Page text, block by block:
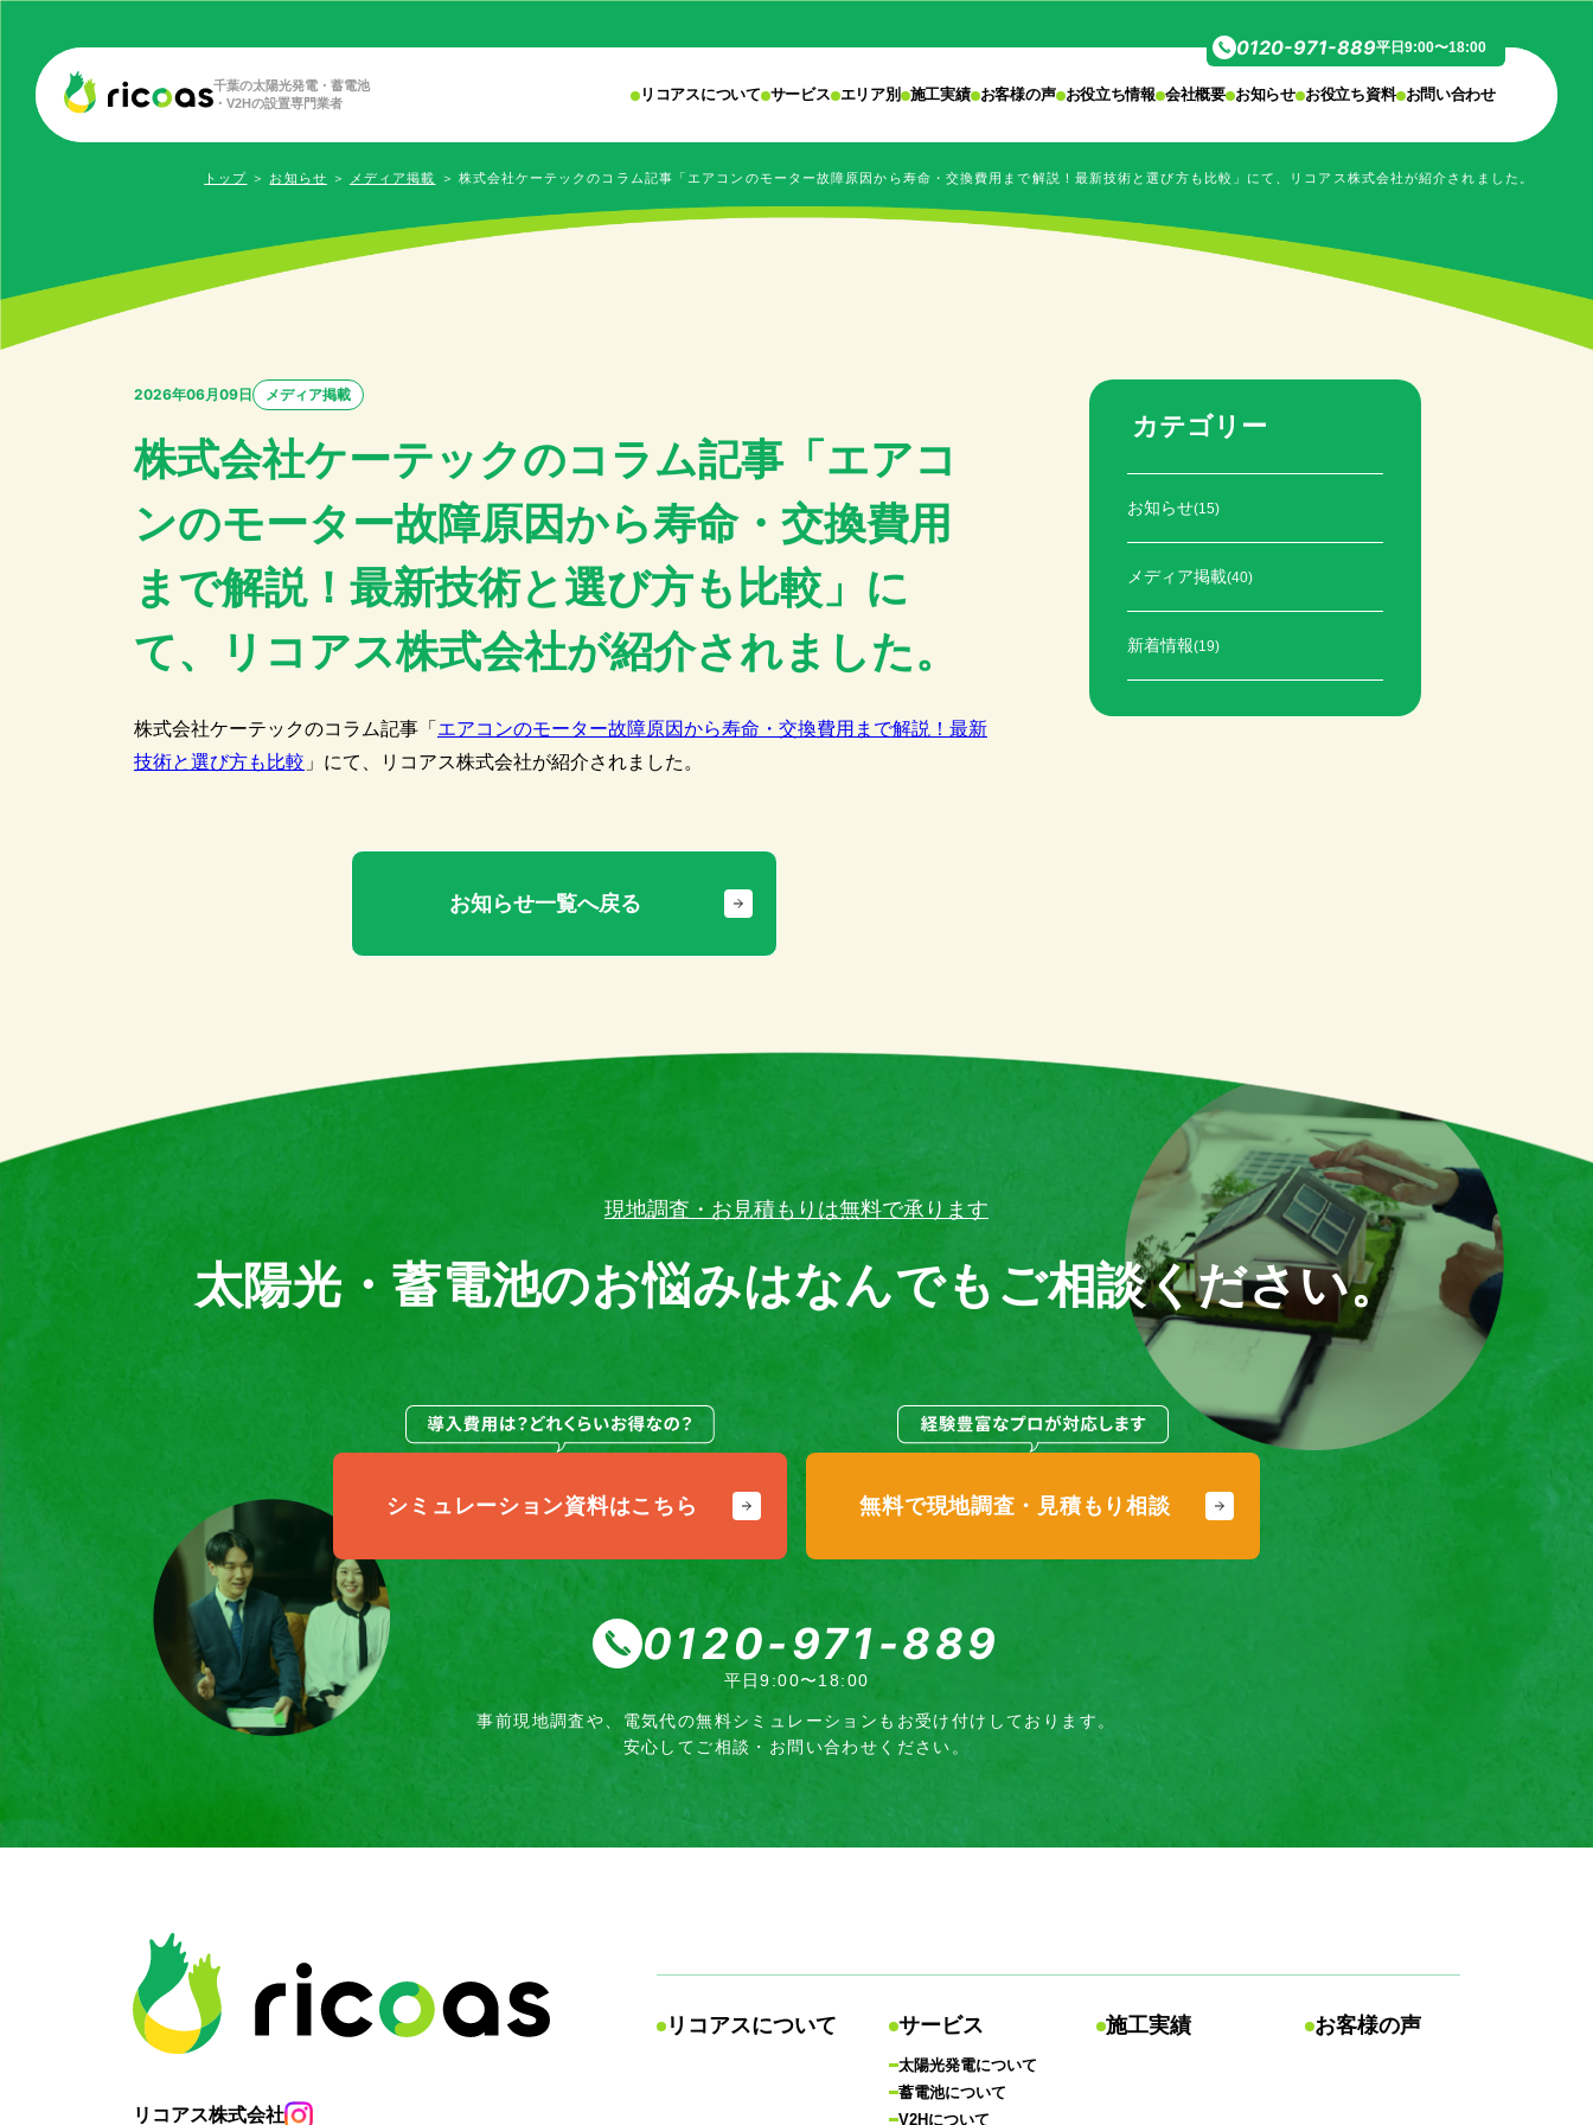
千葉の太陽光発電・蓄電池
・V2Hの設置専門業者
リコアスについて サービス エリア別 施工実績 お客様の声 お役立ち情報 会社概要 お知らせ お役立ち資料 お問い合わせ
0120-971-889平日9:00〜18:00
トップ ＞ お知らせ ＞ メディア掲載 ＞ 株式会社ケーテックのコラム記事「エアコンのモーター故障原因から寿命・交換費用まで解説！最新技術と選び方も比較」にて、リコアス株式会社が紹介されました。
2026年06月09日 メディア掲載
株式会社ケーテックのコラム記事「エアコ
ンのモーター故障原因から寿命・交換費用
まで解説！最新技術と選び方も比較」に
て、リコアス株式会社が紹介されました。
株式会社ケーテックのコラム記事「 エアコンのモーター故障原因から寿命・交換費用まで解説！最新
技術と選び方も比較 」にて、リコアス株式会社が紹介されました。
お知らせ一覧へ戻る
カテゴリー
お知らせ(15)
メディア掲載(40)
新着情報(19)
現地調査・お見積もりは無料で承ります
太陽光・蓄電池のお悩みはなんでもご相談ください。
シミュレーション資料はこちら 無料で現地調査・ 見積もり相談
0120-971-889
平日9:00〜18:00
事前現地調査や、電気代の無料シミュレーション もお受け付けしております。
安心してご相談・お問い合わせください。
リコアスについて サービス
太陽光発電について
蓄電池について
V2Hについて
施工実績 お客様の声
リコアス株式会社